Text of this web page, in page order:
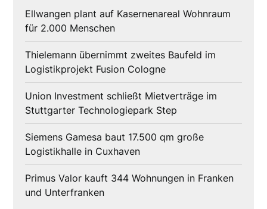
Ellwangen plant auf Kasernenareal Wohnraum
für 2.000 Menschen
Thielemann übernimmt zweites Baufeld im
Logistikprojekt Fusion Cologne
Union Investment schließt Mietverträge im
Stuttgarter Technologiepark Step
Siemens Gamesa baut 17.500 qm große
Logistikhalle in Cuxhaven
Primus Valor kauft 344 Wohnungen in Franken
und Unterfranken